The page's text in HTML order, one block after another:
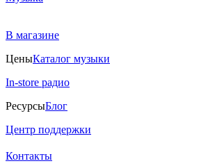
В магазине
ЦеныКаталог музыки
In-store радио
РесурсыБлог
Центр поддержки
Контакты